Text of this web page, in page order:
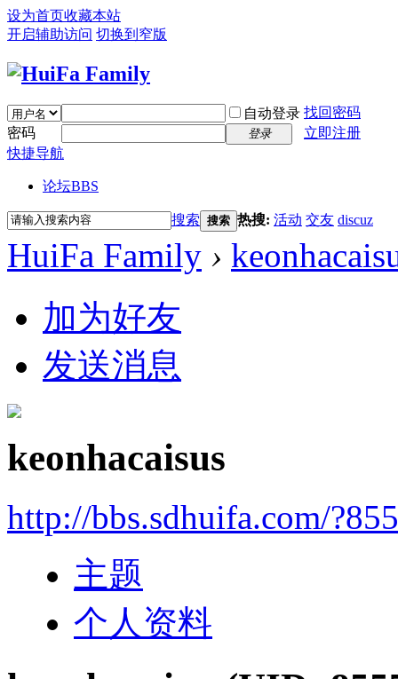
设为首页收藏本站
开启辅助访问 切换到窄版
自动登录 找回密码
密码
登录
立即注册
快捷导航
论坛BBS
搜索 搜索 热搜: 活动 交友 discuz
HuiFa Family ›
加为好友
发送消息
keonhacaisus
http://bbs.sdhuifa.com/
主题
个人资料